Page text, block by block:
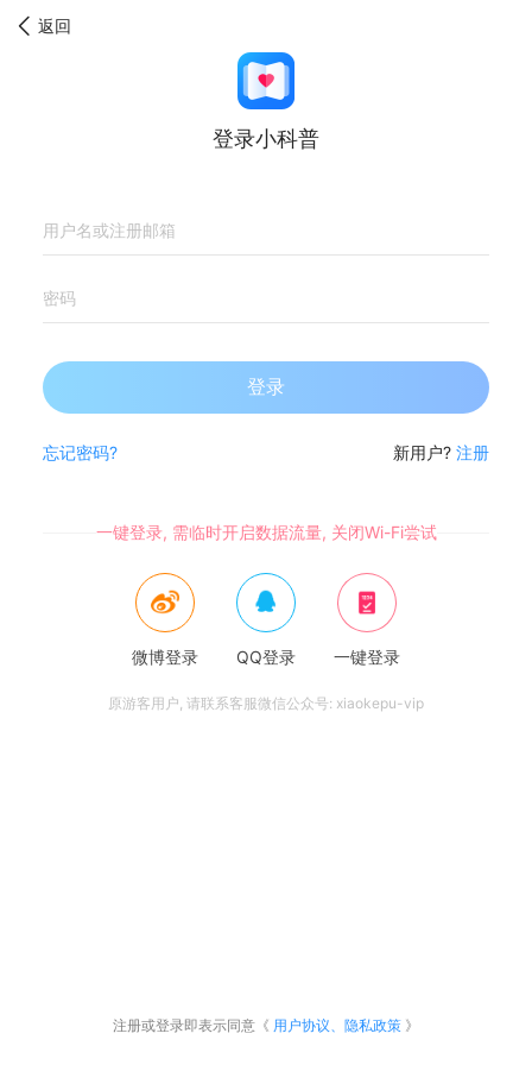
返回
登录小科普
忘记密码? 新用户?注册
一键登录, 需临时开启数据流量, 关闭Wi-Fi尝试
微博登录 QQ登录 一键登录
原游客用户, 请联系客服微信公众号: xiaokepu-vip
注册或登录即表示同意《 用户协议、隐私政策 》